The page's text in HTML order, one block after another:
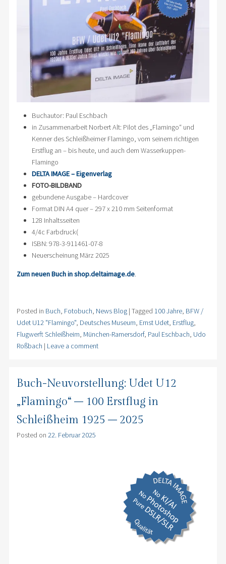
Buchautor: Paul Eschbach
in Zusammenarbeit Norbert Alt: Pilot des „Flamingo“ und
Kenner des Schleißheimer Flamingo, vom seinem richtigen
Erstflug an – bis heute, und auch dem Wasserkuppen-
Flamingo
DELTA IMAGE – Eigenverlag
FOTO-BILDBAND
gebundene Ausgabe – Hardcover
Format DIN A4 quer – 297 x 210 mm Seitenformat
128 Inhaltsseiten
4/4c Farbdruck(
ISBN: 978-3-911461-07-8
Neuerscheinung März 2025
Zum neuen Buch in shop.deltaimage.de.
Posted in Buch, Fotobuch, News Blog | Tagged 100 Jahre, BFW /
Udet U12 "Flamingo", Deutsches Museum, Ernst Udet, Erstflug,
Flugwerft Schleißheim, München-Ramersdorf, Paul Eschbach, Udo
Roßbach | Leave a comment
Buch-Neuvorstellung: Udet U12
„Flamingo“ – 100 Erstflug in
Schleißheim 1925 – 2025
Posted on 22. Februar 2025